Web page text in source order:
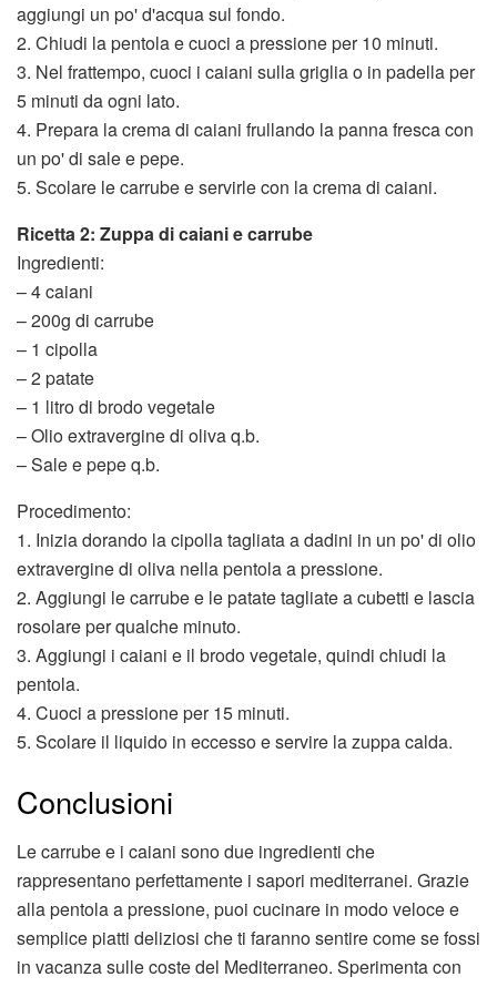
aggiungi un po' d'acqua sul fondo.
2. Chiudi la pentola e cuoci a pressione per 10 minuti.
3. Nel frattempo, cuoci i caiani sulla griglia o in padella per
5 minuti da ogni lato.
4. Prepara la crema di caiani frullando la panna fresca con
un po' di sale e pepe.
5. Scolare le carrube e servirle con la crema di caiani.
Ricetta 2: Zuppa di caiani e carrube
Ingredienti:
– 4 caiani
– 200g di carrube
– 1 cipolla
– 2 patate
– 1 litro di brodo vegetale
– Olio extravergine di oliva q.b.
– Sale e pepe q.b.
Procedimento:
1. Inizia dorando la cipolla tagliata a dadini in un po' di olio
extravergine di oliva nella pentola a pressione.
2. Aggiungi le carrube e le patate tagliate a cubetti e lascia
rosolare per qualche minuto.
3. Aggiungi i caiani e il brodo vegetale, quindi chiudi la
pentola.
4. Cuoci a pressione per 15 minuti.
5. Scolare il liquido in eccesso e servire la zuppa calda.
Conclusioni
Le carrube e i caiani sono due ingredienti che
rappresentano perfettamente i sapori mediterranei. Grazie
alla pentola a pressione, puoi cucinare in modo veloce e
semplice piatti deliziosi che ti faranno sentire come se fossi
in vacanza sulle coste del Mediterraneo. Sperimenta con